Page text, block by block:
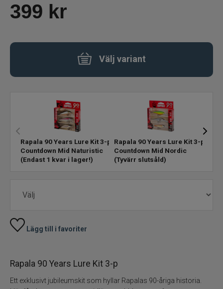
Ytbete
Havsfiske
PowerBait/Gulp
Spinnflugor
Fiskelinor
399 kr
Välj variant
Rapala 90 Years Lure Kit 3-p
Countdown Mid Naturistic
(Endast 1 kvar i lager!)
Rapala 90 Years Lure Kit 3-p
Countdown Mid Nordic
(Tyvärr slutsåld)
Lägg till i favoriter
Rapala 90 Years Lure Kit 3-p
Ett exklusivt jubileumskit som hyllar Rapalas 90-åriga historia.